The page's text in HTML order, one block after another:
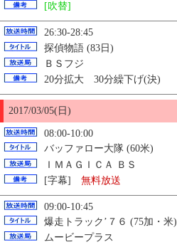
[吹替]
26:30-28:45
探偵物語 (83日)
ＢＳフジ
20分拡大 30分繰下げ(決)
2017/03/05(日)
08:00-10:00
バッファロー大隊 (60米)
ＩＭＡＧＩＣＡ ＢＳ
[字幕] 無料放送
09:00-10:45
爆走トラック’７６ (75加・米)
ムービープラス